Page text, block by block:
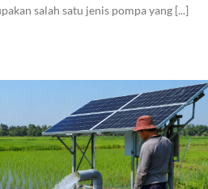
salah satu jenis pompa yang [...]